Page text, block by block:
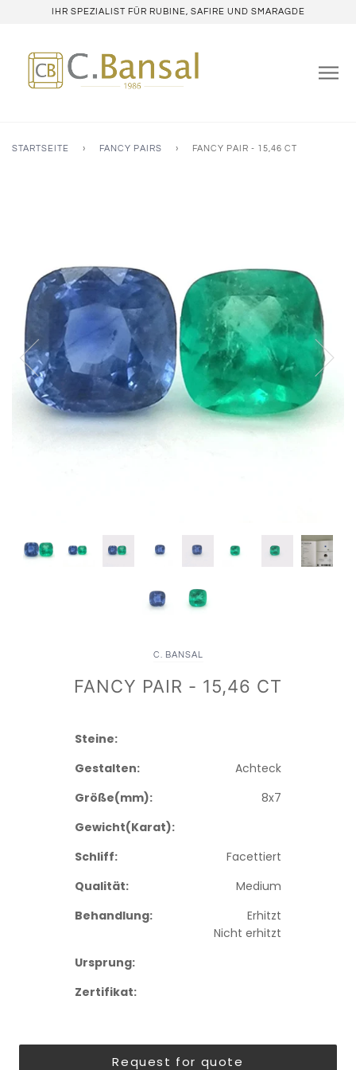
IHR SPEZIALIST FÜR RUBINE, SAFIRE UND SMARAGDE
STARTSEITE › FANCY PAIRS › FANCY PAIR - 15,46 CT
C. BANSAL
FANCY PAIR - 15,46 CT
Steine:
Gestalten:
Achteck
Größe(mm):
8x7
Gewicht(Karat):
Schliff:
Facettiert
Qualität:
Medium
Behandlung:
Erhitzt
Nicht erhitzt
Ursprung:
Zertifikat:
Request for quote